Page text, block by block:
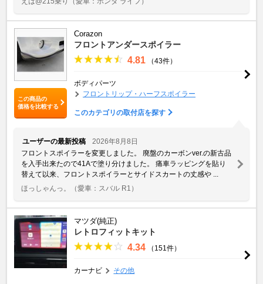
この商品の
価格を比較する
Corazon
フロントアンダースポイラー
4.81 （43件）
ボディパーツ
フロントリップ・ハーフスポイラー
このカテゴリの取付店を探す
ユーザーの最新投稿
2026年8月8日
フロントスポイラーを変更しました。 廃盤のカーボンver.の新古品
を入手出来たので41Aで塗り分けました。 痛車ラッピングを貼り
替えて以来、フロントスポイラーとサイドスカートの丈感や ...
ほっしゃんっ。
（愛車：スバル R1）
マツダ(純正)
レトロフィットキット
4.34 （151件）
カーナビ その他